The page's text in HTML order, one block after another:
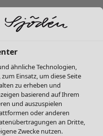
ähnliche Technologien,
Einsatz, um diese Seite
zu erheben und
basierend auf Ihrem
und auszuspielen
oder anderen
an Dritte,
Zwecke nutzen.